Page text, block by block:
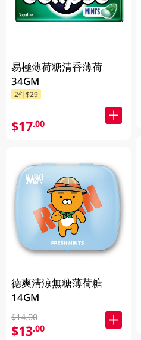
易極薄荷糖清香薄荷
34GM
2件$29
$17.00
德爽清涼無糖薄荷糖
14GM
$14.00
$13.00